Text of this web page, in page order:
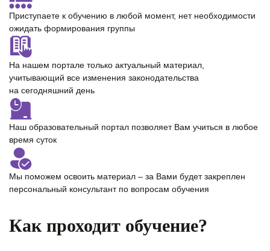
Приступаете к обучению в любой момент, нет необходимости
ожидать формирования группы
На нашем портале только актуальный материал
учитывающий все изменения законодательства
на сегодняшний день
Наш образовательный портал позволяет Вам учиться в любое
время суток
Мы поможем освоить материал – за Вами будет закреплен
персональный консультантпо вопросам обучения
Как проходит обучение?